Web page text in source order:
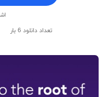
تعداد دانلود 6 بار